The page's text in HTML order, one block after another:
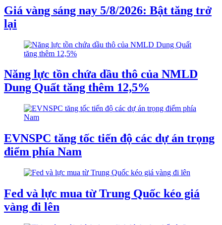
Giá vàng sáng nay 5/8/2026: Bật tăng trở
lại
Năng lực tồn chứa dầu thô của NMLD
Dung Quất tăng thêm 12,5%
EVNSPC tăng tốc tiến độ các dự án trọng
điểm phía Nam
Fed và lực mua từ Trung Quốc kéo giá
vàng đi lên